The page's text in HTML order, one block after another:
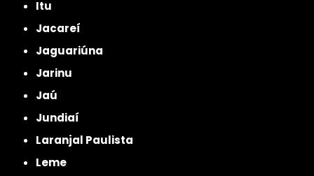
Itu
Jacareí
Jaguariúna
Jarinu
Jaú
Jundiaí
Laranjal Paulista
Leme